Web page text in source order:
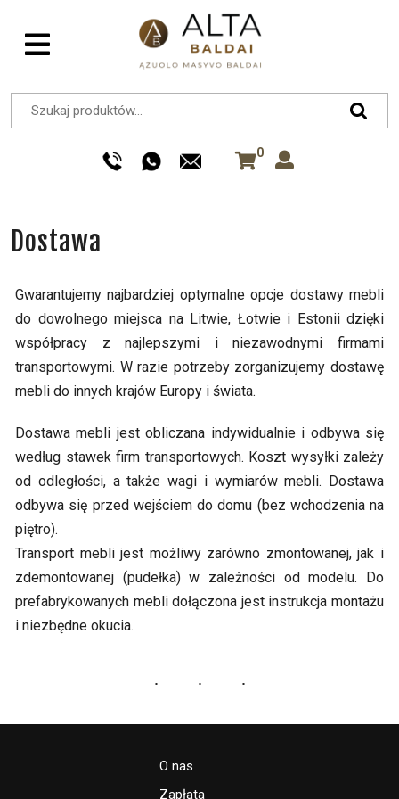
0
Dostawa
Gwarantujemy najbardziej optymalne opcje dostawy mebli
do dowolnego miejsca na Litwie, Łotwie i Estonii dzięki
współpracy z najlepszymi i niezawodnymi firmami
transportowymi. W razie potrzeby zorganizujemy dostawę
mebli do innych krajów Europy i świata.
Dostawa mebli jest obliczana indywidualnie i odbywa się
według stawek firm transportowych. Koszt wysyłki zależy
od odległości, a także wagi i wymiarów mebli. Dostawa
odbywa się przed wejściem do domu (bez wchodzenia na
piętro).
Transport mebli jest możliwy zarówno zmontowanej, jak i
zdemontowanej (pudełka) w zależności od modelu. Do
prefabrykowanych mebli dołączona jest instrukcja montażu
i niezbędne okucia.
O nas
Zapłata